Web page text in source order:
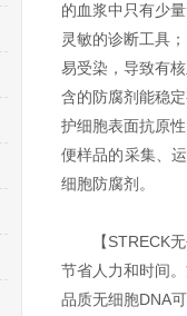
的血浆中只有少
灵敏的诊断工具
易受染，导致有
含的防腐剂能稳
护细胞表面抗原
便样品的采集、
细胞防腐剂。
【STRECK
节省人力和时间
品质无细胞DNA